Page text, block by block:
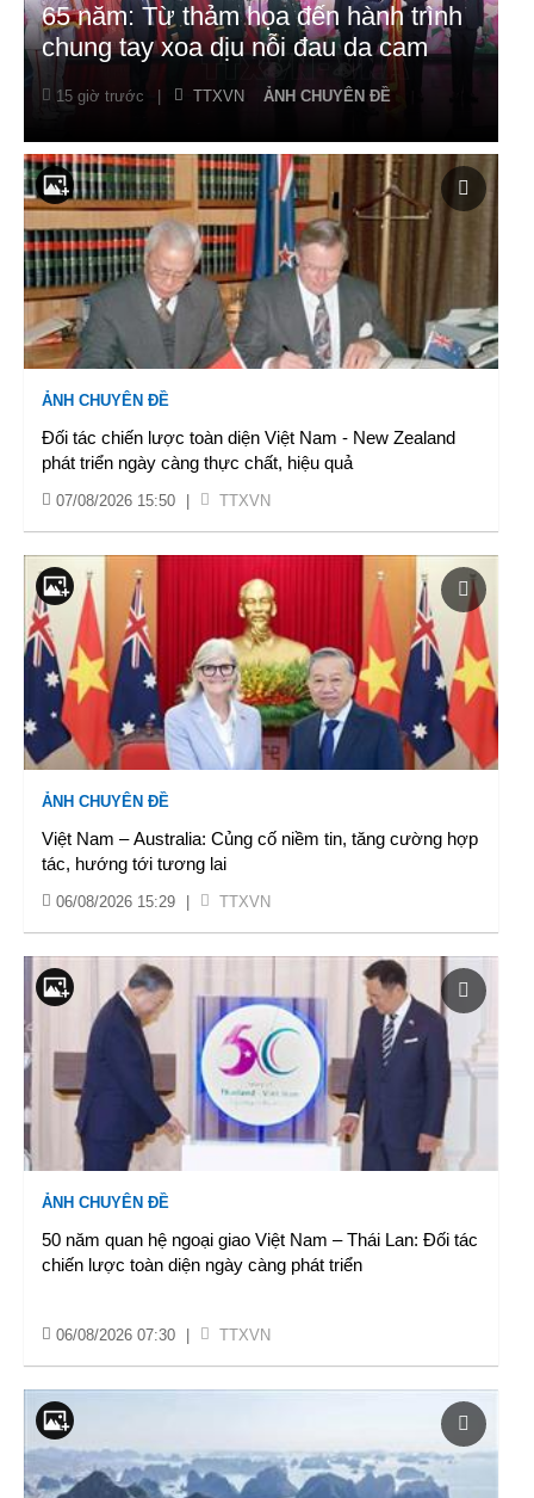
65 năm: Từ thảm họa đến hành trình
chung tay xoa dịu nỗi đau da cam
15 giờ trước TTXVN ẢNH CHUYÊN ĐỀ
ẢNH CHUYÊN ĐỀ
Đối tác chiến lược toàn diện Việt Nam - New Zealand
phát triển ngày càng thực chất, hiệu quả
07/08/2026 15:50 TTXVN
ẢNH CHUYÊN ĐỀ
Việt Nam – Australia: Củng cố niềm tin, tăng cường hợp
tác, hướng tới tương lai
06/08/2026 15:29 TTXVN
ẢNH CHUYÊN ĐỀ
50 năm quan hệ ngoại giao Việt Nam – Thái Lan: Đối tác
chiến lược toàn diện ngày càng phát triển
06/08/2026 07:30 TTXVN